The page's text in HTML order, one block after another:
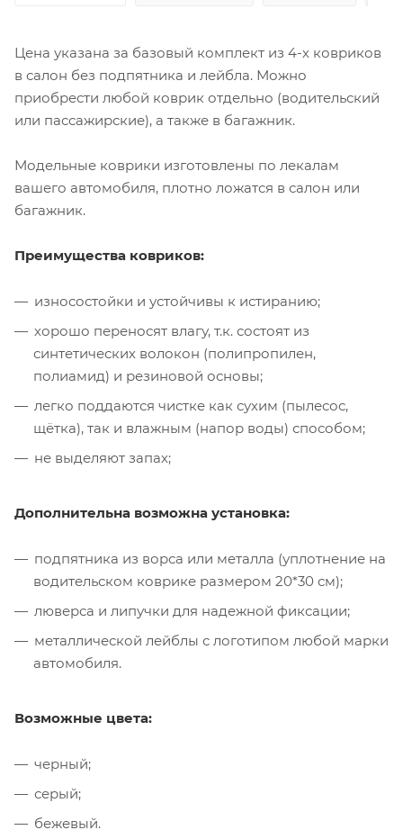
Цена указана за базовый комплект из 4-х ковриков
в салон без подпятника и лейбла. Можно
приобрести любой коврик отдельно (водительский
или пассажирские), а также в багажник.
Модельные коврики изготовлены по лекалам
вашего автомобиля, плотно ложатся в салон или
багажник.
Преимущества ковриков:
износостойки и устойчивы к истиранию;
хорошо переносят влагу, т.к. состоят из
синтетических волокон (полипропилен,
полиамид) и резиновой основы;
легко поддаются чистке как сухим (пылесос,
щётка), так и влажным (напор воды) способом;
не выделяют запах;
Дополнительна возможна установка:
подпятника из ворса или металла (уплотнение на
водительском коврике размером 20*30 см);
люверса и липучки для надежной фиксации;
металлической лейблы с логотипом любой марки
автомобиля.
Возможные цвета:
черный;
серый;
бежевый.